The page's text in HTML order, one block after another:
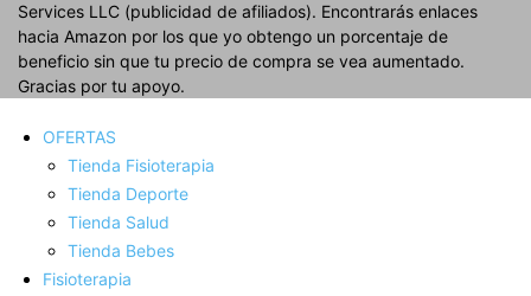
Services LLC (publicidad de afiliados). Encontrarás enlaces
hacia Amazon por los que yo obtengo un porcentaje de
beneficio sin que tu precio de compra se vea aumentado.
Gracias por tu apoyo.
OFERTAS
Tienda Fisioterapia
Tienda Deporte
Tienda Salud
Tienda Bebes
Fisioterapia